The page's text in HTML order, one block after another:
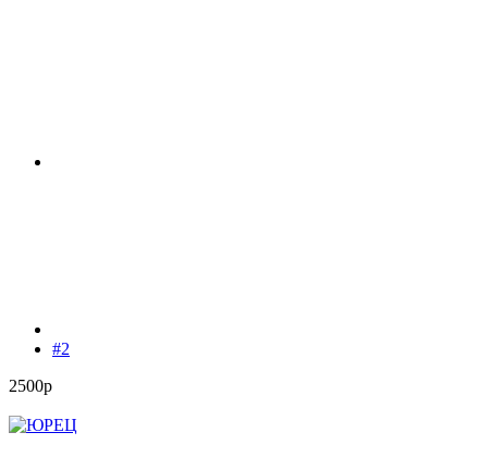
#2
2500р